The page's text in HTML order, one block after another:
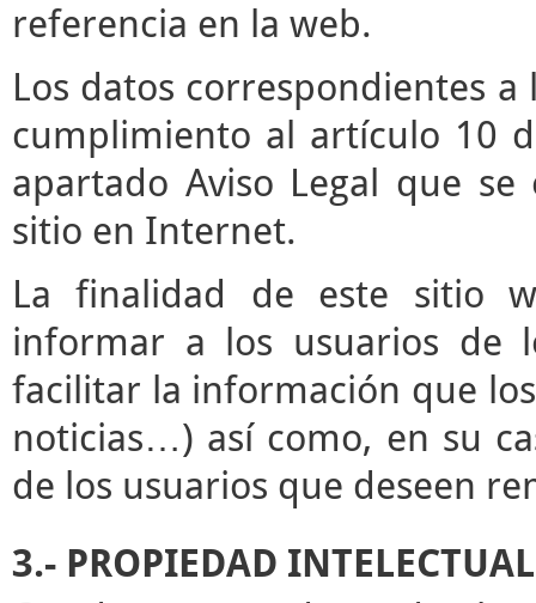
referencia en la web.
Los datos correspondientes
cumplimiento al artículo 10
apartado Aviso Legal que
sitio en Internet.
La finalidad de este sitio
informar a los usuarios de
facilitar la información que
noticias…) así como, en su
de los usuarios que deseen
3.- PROPIEDAD